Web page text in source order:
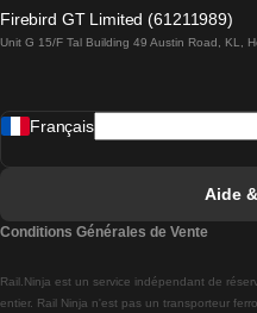
Trains de
Trains de
Firebird GT Limited (61211989)
Unit G 15/F Tal Building 49 Austin Road, KL,
Rail.Ninja est un service indépendant de
entier. Rail Ninja n'est pas un transporteur
Français
Aide
Conditions Générales de Vente